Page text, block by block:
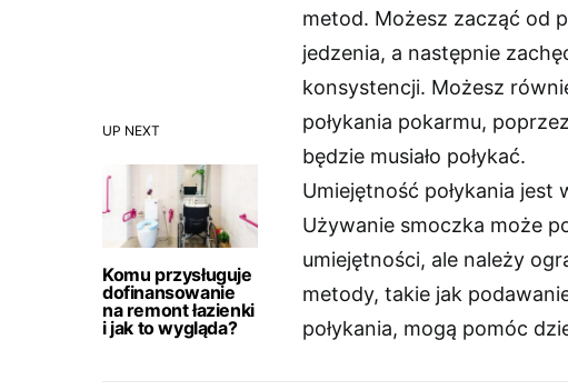
UP NEXT
Komu przysługuje
dofinansowanie
na remont łazienki
i jak to wygląda?
metod. Możesz zacząć od
jedzenia, a następnie
konsystencji. Możesz
połykania pokarmu,
będzie musiało połykać.
Umiejętność połykania
Używanie smoczka może
umiejętności, ale należy
metody, takie jak
połykania, mogą pomóc